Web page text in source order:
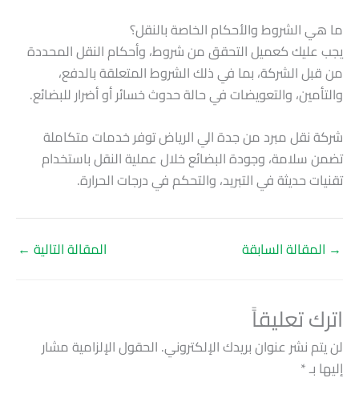
ما هي الشروط والأحكام الخاصة بالنقل؟
يجب عليك كعميل التحقق من شروط، وأحكام النقل المحددة
من قبل الشركة، بما في ذلك الشروط المتعلقة بالدفع،
والتأمين، والتعويضات في حالة حدوث خسائر أو أضرار للبضائع.
شركة نقل مبرد من جدة الي الرياض توفر خدمات متكاملة
تضمن سلامة، وجودة البضائع خلال عملية النقل باستخدام
تقنيات حديثة في التبريد، والتحكم في درجات الحرارة.
→ المقالة السابقة المقالة التالية ←
اترك تعليقاً
لن يتم نشر عنوان بريدك الإلكتروني. الحقول الإلزامية مشار
إليها بـ*